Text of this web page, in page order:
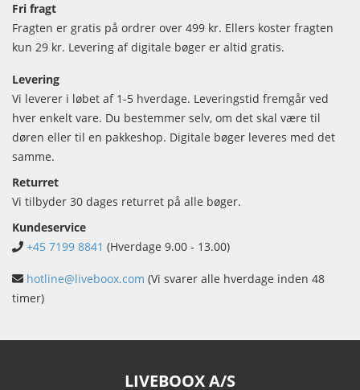
Fri fragt
Fragten er gratis på ordrer over 499 kr. Ellers koster fragten
kun 29 kr. Levering af digitale bøger er altid gratis.
Levering
Vi leverer i løbet af 1-5 hverdage. Leveringstid fremgår ved
hver enkelt vare. Du bestemmer selv, om det skal være til
døren eller til en pakkeshop. Digitale bøger leveres med det
samme.
Returret
Vi tilbyder 30 dages returret på alle bøger.
Kundeservice
+45 7199 8841 (Hverdage 9.00 - 13.00)
hotline@liveboox.com (Vi svarer alle hverdage inden 48
timer)
LIVEBOOX A/S